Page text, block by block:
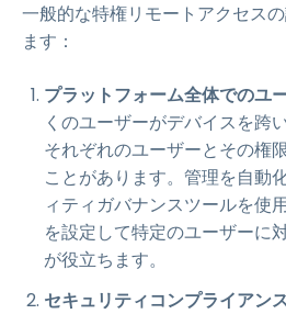
一般的な特権リモートアクセス
ます：
プラットフォーム全体でのユ
くのユーザーがデバイスを跨
それぞれのユーザーとその権
ことがあります。管理を自動
ィティガバナンスツールを使
を設定して特定のユーザーに
が役立ちます。
セキュリティコンプライアン